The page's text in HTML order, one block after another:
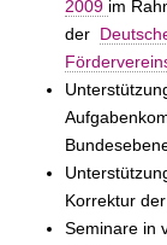
2009 im
der
Korrektur
Seminare in